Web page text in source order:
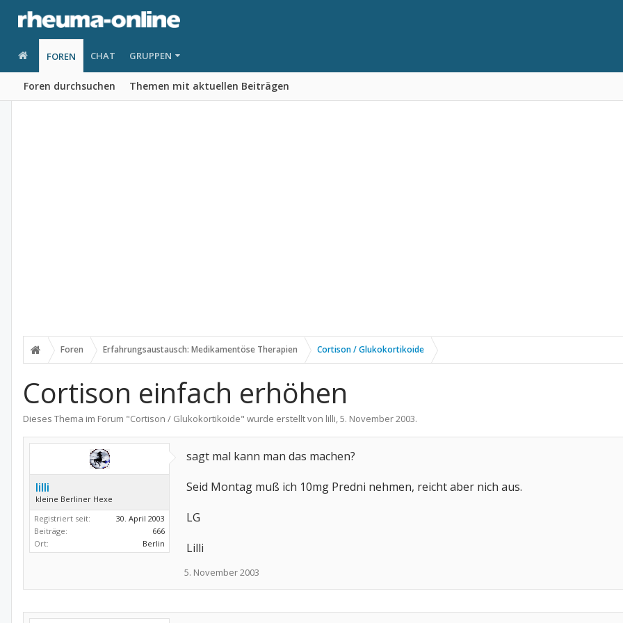
FOREN
Foren durchsuchen Themen mit aktuellen Beiträgen
CHAT GRUPPEN
Foren Erfahrungsaustausch: Medikamentöse Therapien Cortison / Glukokortikoide
Cortison einfach erhöhen
Dieses Thema im Forum "Cortison / Glukokortikoide" wurde erstellt von lilli,5. November 2003.
lilli
kleine Berliner Hexe
Registriert seit:
30. April 2003
Beiträge:
666
Ort:
Berlin
sagt mal kann man das machen?
Seid Montag muß ich 10mg Predni nehmen, reicht aber nich aus.
LG
Lilli
5. November 2003